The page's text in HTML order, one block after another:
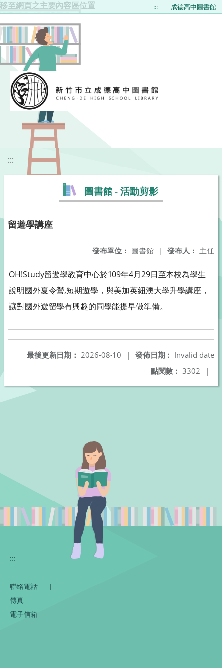
移至網頁之主要內容區位置 ::: 成德高中圖書館
:::
圖書館 - 活動剪影
留遊學講座
發布人： 主任
發布單位： 圖書館 |
OH!Study留遊學教育中心於109年4月29日至本校為學生
說明國外夏令營,短期遊學，與美加英紐澳大學升學講座，
讓對國外遊留學有興趣的同學能提早做準備。
發佈日期： Invalid date
最後更新日期： 2026-08-10
|
點閱數： 3302 |
:::
聯絡電話
|
傳真
電子信箱